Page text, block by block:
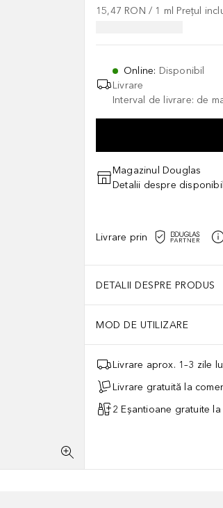
15,47 RON / 1 ml Prețul
Online: Disponibil
Livrare
Interval de livrare: de
Magazinul Douglas
Detalii despre
Livrare prin
DETALII DESPRE PRODUS
MOD DE UTILIZARE
Livrare aprox. 1–3 zile
Livrare gratuită la
2 Eșantioane gratuite la